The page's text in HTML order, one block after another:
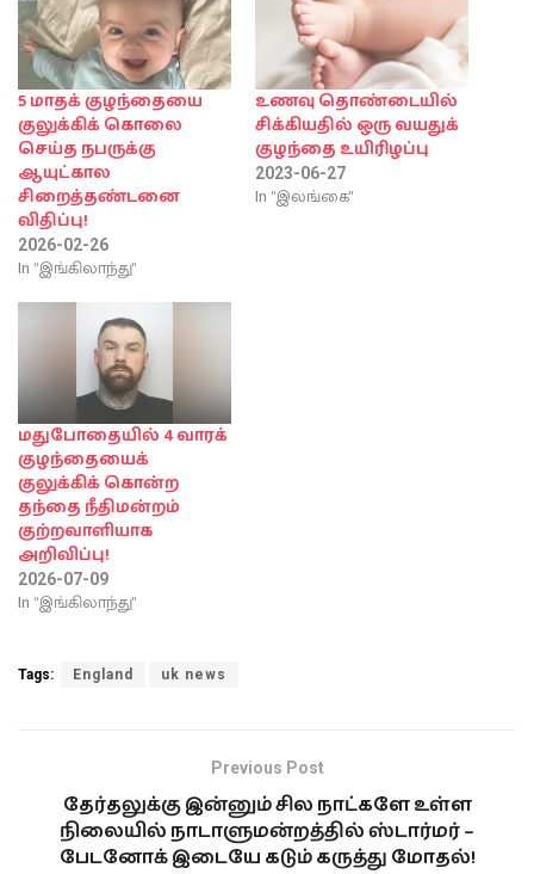
5 மாதக் குழந்தையை
குலுக்கிக் கொலை
செய்த நபருக்கு
ஆயுட்கால
சிறைத்தண்டனை
விதிப்பு!
2026-02-26
In "இங்கிலாந்து"
உணவு தொண்டையில்
சிக்கியதில் ஒரு வயதுக்
குழந்தை உயிரிழப்பு
2023-06-27
In "இலங்கை"
மதுபோதையில் 4 வாரக்
குழந்தையைக்
குலுக்கிக் கொன்ற
தந்தை நீதிமன்றம்
குற்றவாளியாக
அறிவிப்பு!
2026-07-09
In "இங்கிலாந்து"
Tags: England uk news
Previous Post
தேர்தலுக்கு இன்னும் சில நாட்களே உள்ள
நிலையில் நாடாளுமன்றத்தில் ஸ்டார்மர் –
பேடனோக் இடையே கடும் கருத்து மோதல்!